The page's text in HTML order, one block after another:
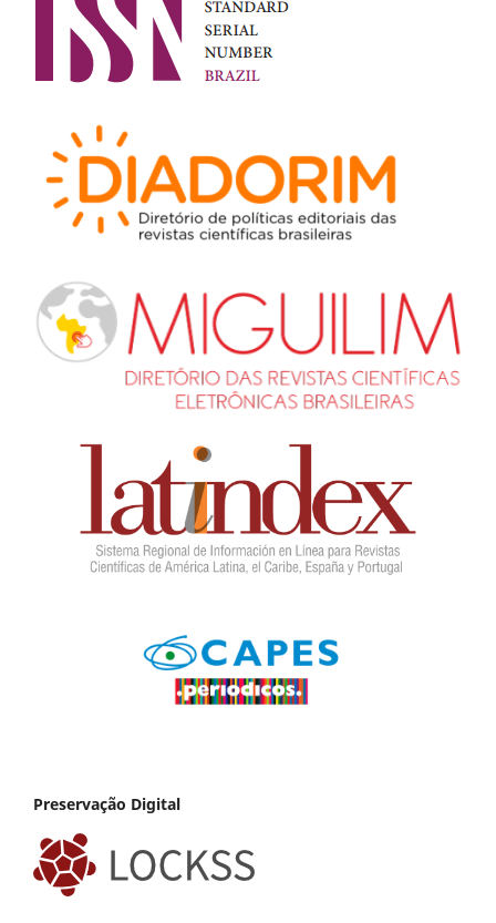
Preservação Digital